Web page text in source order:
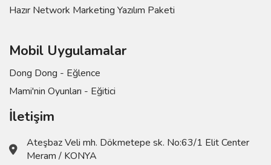
Hazır Network Marketing Yazılım Paketi
Mobil Uygulamalar
Dong Dong - Eğlence
Mami'nin Oyunları - Eğitici
İletişim
Ateşbaz Veli mh. Dökmetepe sk. No:63/1 Elit Center
Meram / KONYA